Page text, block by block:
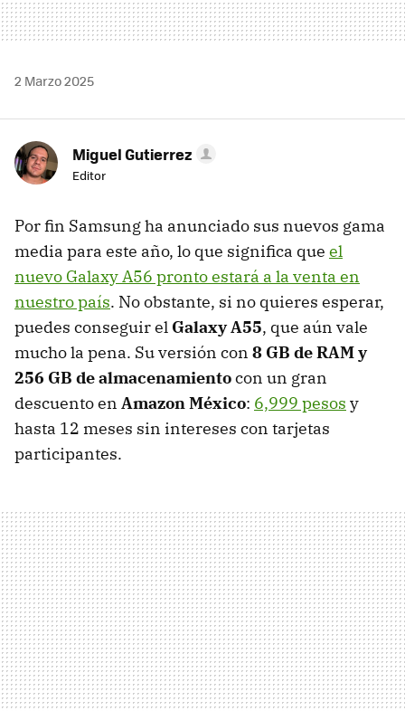
2 Marzo 2025
Miguel Gutierrez
Editor
Por fin Samsung ha anunciado sus nuevos gama
media para este año, lo que significa que el
nuevo Galaxy A56 pronto estará a la venta en
nuestro país. No obstante, si no quieres esperar,
puedes conseguir el Galaxy A55, que aún vale
mucho la pena. Su versión con 8 GB de RAM y
256 GB de almacenamientocon un gran
descuento en Amazon México: 6,999 pesos y
hasta 12 meses sin intereses con tarjetas
participantes.